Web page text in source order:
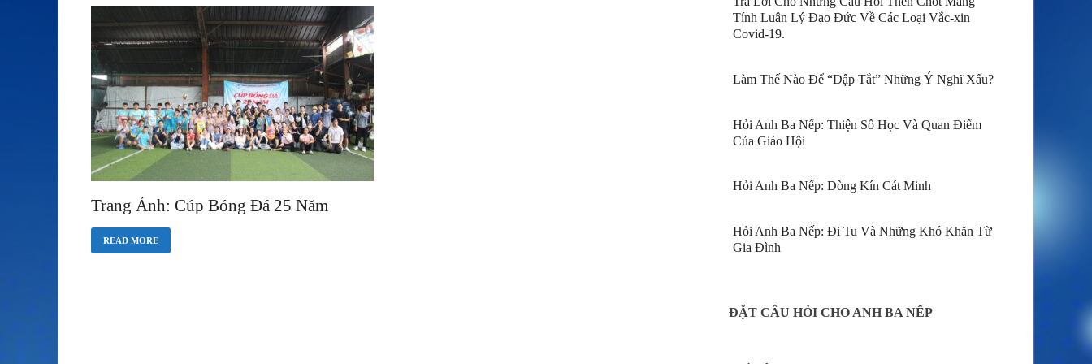
Trang Ảnh: Cúp Bóng Đá 25 Năm
READ MORE
Tính Luân Lý Đạo Đức Về Các Loại Vắc-xin
Covid-19.
Làm Thế Nào Để “Dập Tắt” Những Ý Nghĩ Xấu?
Hỏi Anh Ba Nếp: Thiện Số Học Và Quan Điểm
Của Giáo Hội
Hỏi Anh Ba Nếp: Dòng Kín Cát Minh
Hỏi Anh Ba Nếp: Đi Tu Và Những Khó Khăn Từ
Gia Đình
ĐẶT CÂU HỎI CHO ANH BA NẾP